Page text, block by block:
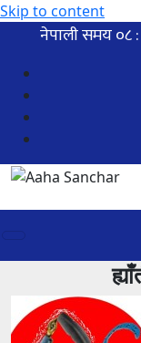
Skip to content